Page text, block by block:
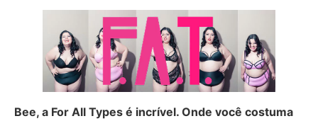
Bee, a For All Types é incrível. Onde você costuma